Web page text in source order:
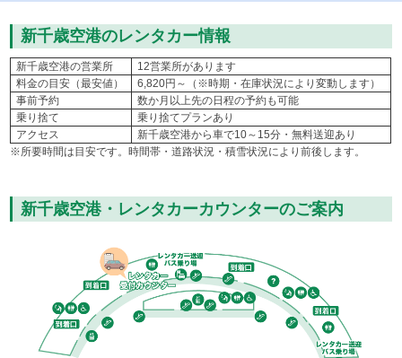
新千歳空港のレンタカー情報
新千歳空港の営業所
12営業所があります
料金の目安（最安値）
6,820円～（※時期・在庫状況により変動します）
事前予約
数か月以上先の日程の予約も可能
乗り捨て
乗り捨てプランあり
アクセス
新千歳空港から車で10～15分・無料送迎あり
※所要時間は目安です。時間帯・道路状況・積雪状況により前後します。
新千歳空港・レンタカーカウンターのご案内